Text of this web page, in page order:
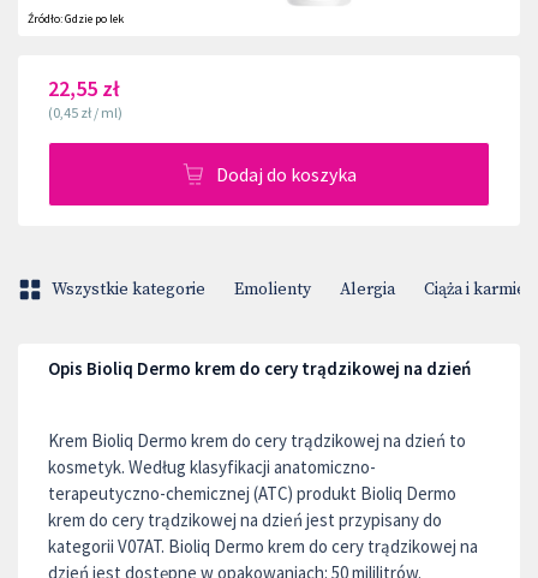
Źródło:Gdzie po lek
22,55 zł
(0,45 zł / ml)
Dodaj do koszyka
Wszystkie kategorie Emolienty Alergia Ciąża i
Opis Bioliq Dermo krem do cery trądzikowej na dzień
Krem Bioliq Dermo krem do cery trądzikowej na dzień to
kosmetyk. Według klasyfikacji anatomiczno-
terapeutyczno-chemicznej (ATC) produkt Bioliq Dermo
krem do cery trądzikowej na dzień jest przypisany do
kategorii V07AT. Bioliq Dermo krem do cery trądzikowej na
dzień jest dostępne w opakowaniach: 50 mililitrów.